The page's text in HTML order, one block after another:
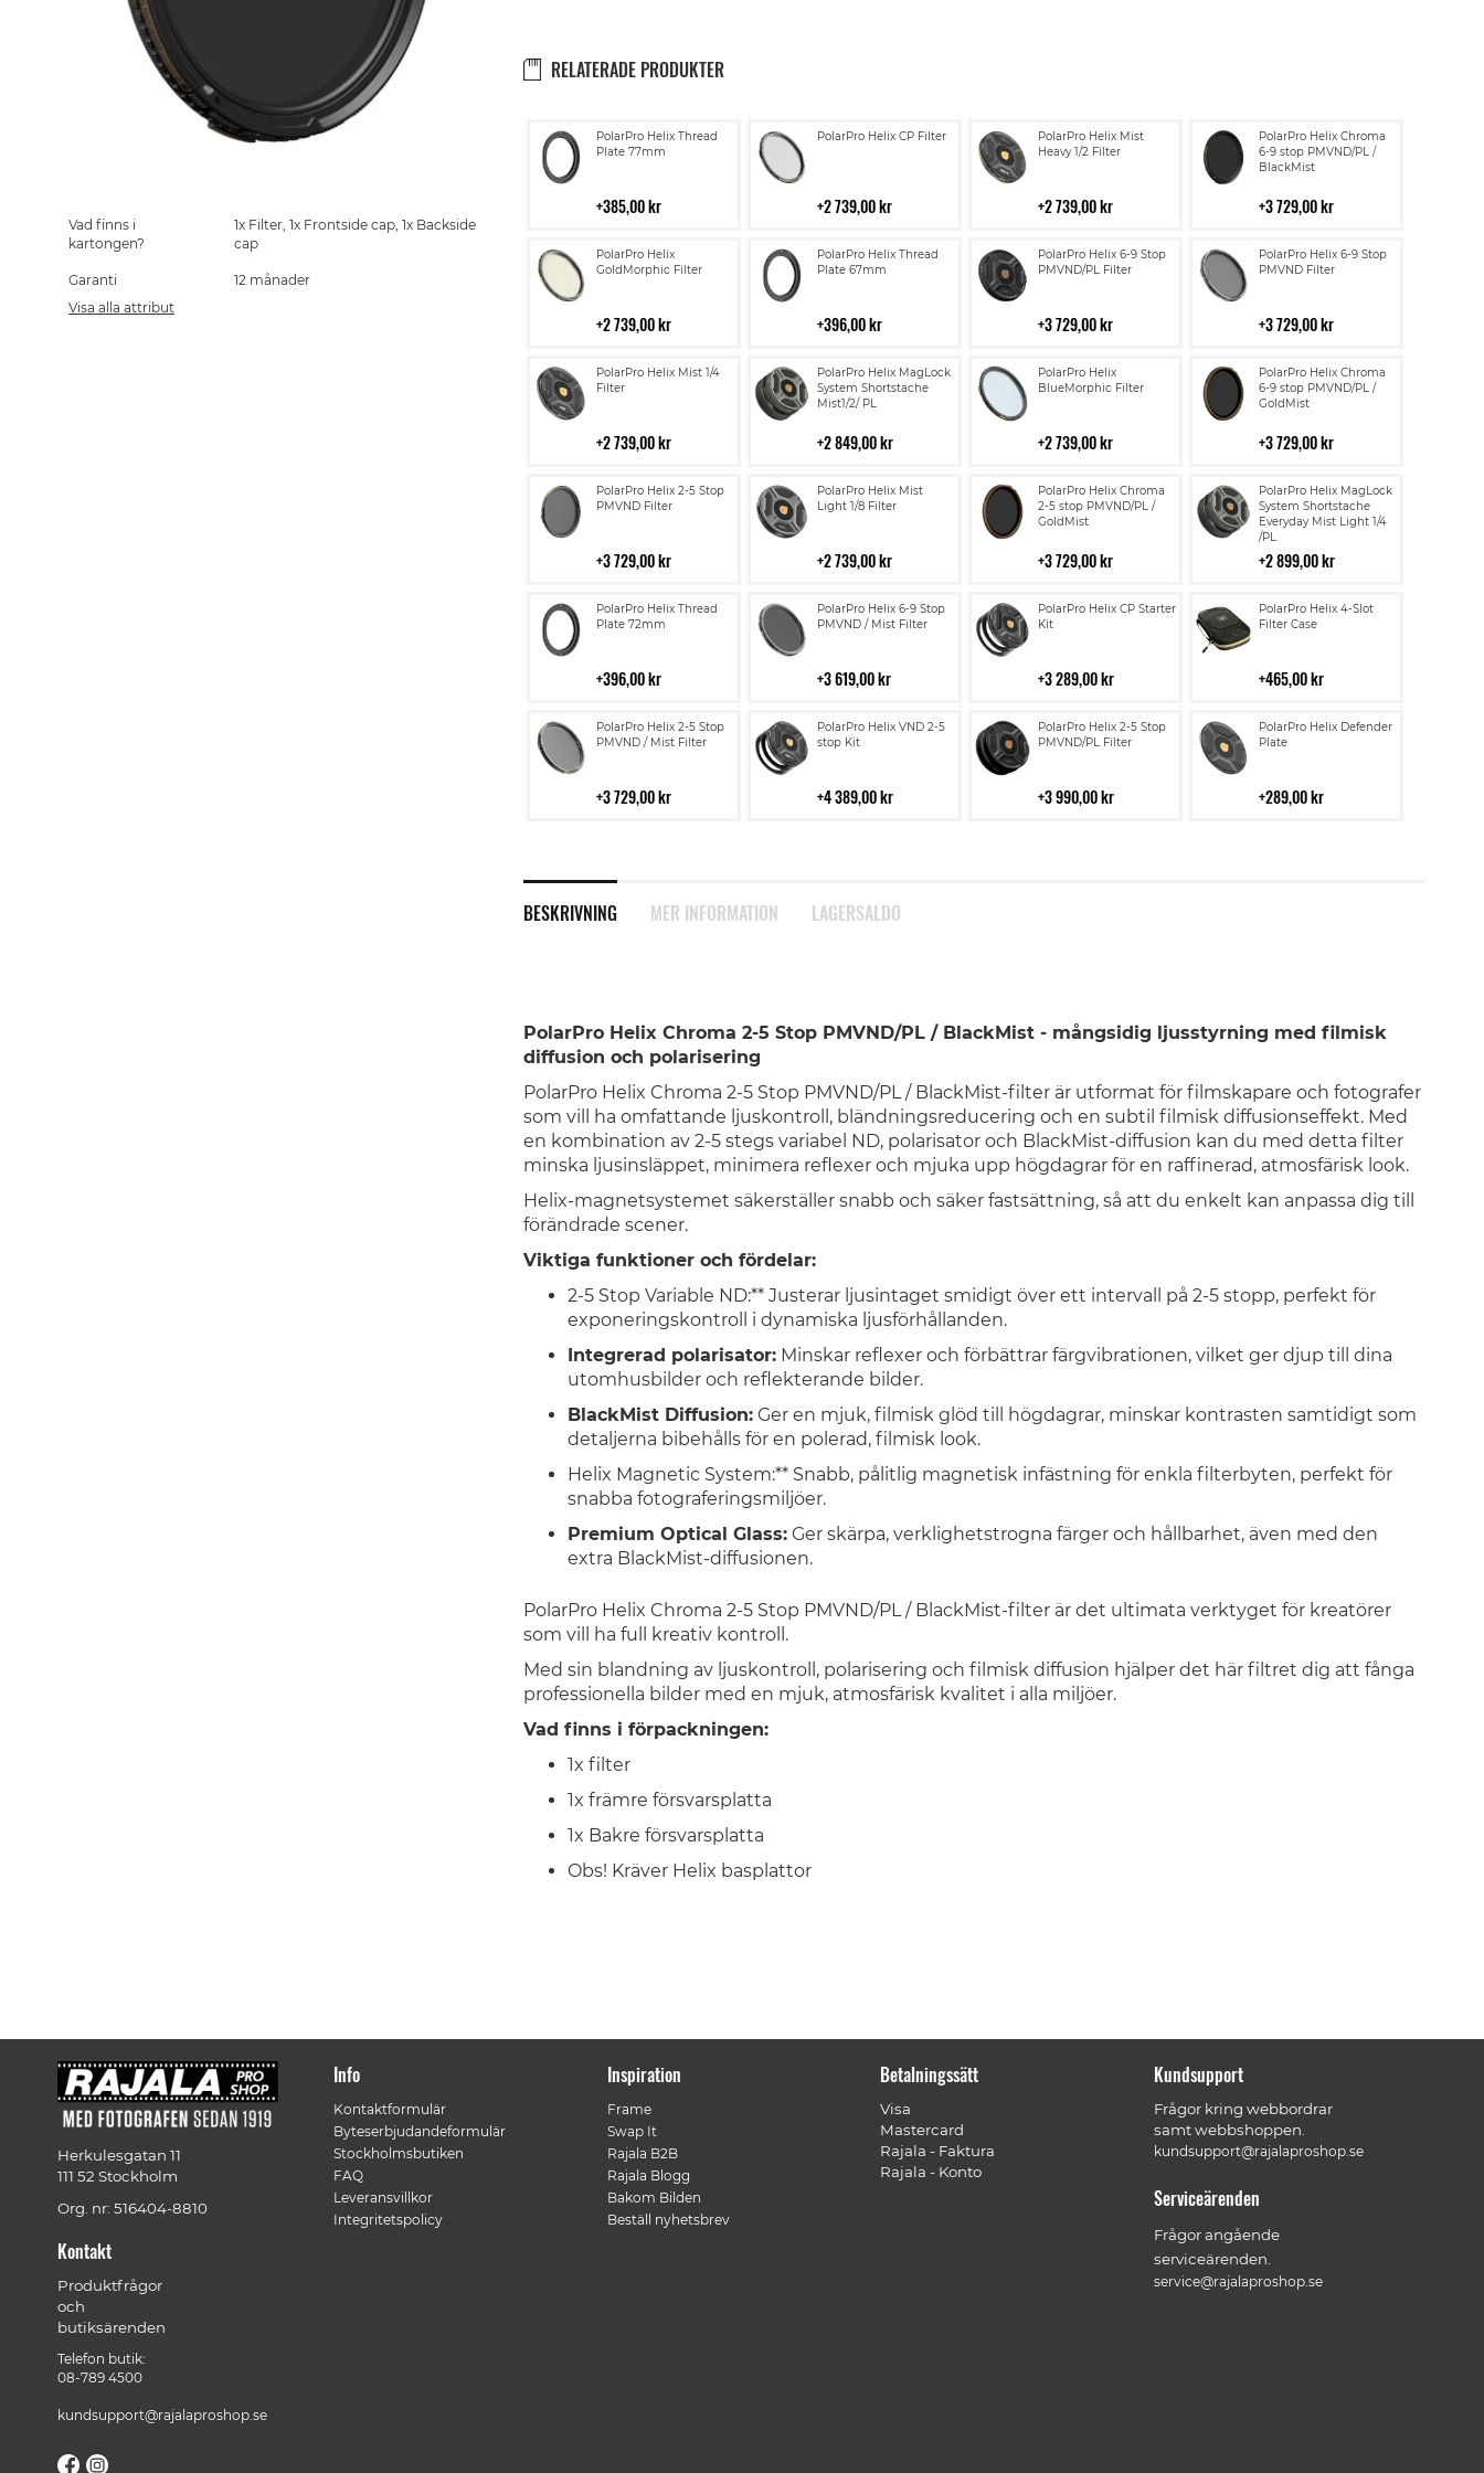
RELATERADE PRODUKTER
PolarPro Helix Thread
Plate 77mm
385,00 kr
Lägg
till
PolarPro Helix CP Filter
2 739,00 kr
Lägg
PolarPro Helix Mist
Heavy 1/2 Filter
2 739,00 kr
Lägg
till
PolarPro Helix Chroma
6-9 stop PMVND/PL /
BlackMist
3 729,00 kr
Lägg
till
i
PolarPro Helix
GoldMorphic Filter
2 739,00 kr
Lägg
till
PolarPro Helix Thread
Plate 67mm
396,00 kr
Lägg
till
PolarPro Helix 6-9 Stop
PMVND/PL Filter
3 729,00 kr
Lägg
till
PolarPro Helix 6-9 Stop
PMVND Filter
3 729,00 kr
Lägg
till
PolarPro Helix Mist 1/4
Filter
2 739,00 kr
Lägg
till
PolarPro Helix MagLock
System Shortstache
Mist1/2/ PL
2 849,00 kr
Lägg
till
i
PolarPro Helix
BlueMorphic Filter
2 739,00 kr
Lägg
till
PolarPro Helix Chroma
6-9 stop PMVND/PL /
GoldMist
3 729,00 kr
Lägg
till
i
PolarPro Helix 2-5 Stop
PMVND Filter
3 729,00 kr
Lägg
till
PolarPro Helix Mist
Light 1/8 Filter
2 739,00 kr
Lägg
till
PolarPro Helix Chroma
2-5 stop PMVND/PL /
GoldMist
3 729,00 kr
Lägg
till
i
PolarPro Helix MagLock
System Shortstache
Everyday Mist Light 1/4
/PL
2 899,00 kr
Lägg
till
i
kundvagn
PolarPro Helix Thread
Plate 72mm
396,00 kr
Lägg
till
PolarPro Helix 6-9 Stop
PMVND / Mist Filter
3 619,00 kr
Lägg
till
PolarPro Helix CP Starter
Kit
3 289,00 kr
Lägg
till
PolarPro Helix 4-Slot
Filter Case
465,00 kr
Lägg
till
PolarPro Helix 2-5 Stop
PMVND / Mist Filter
3 729,00 kr
Lägg
till
PolarPro Helix VND 2-5
stop Kit
4 389,00 kr
Lägg
till
PolarPro Helix 2-5 Stop
PMVND/PL Filter
3 990,00 kr
Lägg
till
PolarPro Helix Defender
Plate
289,00 kr
Lägg
till
BESKRIVNING
PolarPro Helix Chroma 2-5 Stop PMVND/PL / BlackMist - mångsidig ljusstyrning med filmisk
diffusion och polarisering
PolarPro Helix Chroma 2-5 Stop PMVND/PL / BlackMist-filter är utformat för filmskapare och fotografer
som vill ha omfattande ljuskontroll, bländningsreducering och en subtil filmisk diffusionseffekt. Med
en kombination av 2-5 stegs variabel ND, polarisator och BlackMist-diffusion kan du med detta filter
minska ljusinsläppet, minimera reflexer och mjuka upp högdagrar för en raffinerad, atmosfärisk look.
Helix-magnetsystemet säkerställer snabb och säker fastsättning, så att du enkelt kan anpassa dig till
förändrade scener.
Viktiga funktioner och fördelar:
2-5 Stop Variable ND:** Justerar ljusintaget smidigt över ett intervall på 2-5 stopp, perfekt för
exponeringskontroll i dynamiska ljusförhållanden.
Integrerad polarisator:Minskar reflexer och förbättrar färgvibrationen, vilket ger djup till dina
utomhusbilder och reflekterande bilder.
BlackMist Diffusion:Ger en mjuk, filmisk glöd till högdagrar, minskar kontrasten samtidigt som
detaljerna bibehålls för en polerad, filmisk look.
Helix Magnetic System:** Snabb, pålitlig magnetisk infästning för enkla filterbyten, perfekt för
snabba fotograferingsmiljöer.
Premium Optical Glass:Ger skärpa, verklighetstrogna färger och hållbarhet, även med den
extra BlackMist-diffusionen.
PolarPro Helix Chroma 2-5 Stop PMVND/PL / BlackMist-filter är det ultimata verktyget för kreatörer
som vill ha full kreativ kontroll.
Med sin blandning av ljuskontroll, polarisering och filmisk diffusion hjälper det här filtret dig att fånga
professionella bilder med en mjuk, atmosfärisk kvalitet i alla miljöer.
Vad finns i förpackningen:
1x filter
1x främre försvarsplatta
1x Bakre försvarsplatta
Obs! Kräver Helix basplattor
MER INFORMATION LAGERSALDO
the
beginning
the
images
gallery
Vad finns i
kartongen?
1x Filter, 1x Frontside cap, 1x Backside
cap
Garanti
12 månader
Visa alla attribut
Herkulesgatan 11
111 52 Stockholm
Org. nr: 516404-8810
Kontakt
Produktfrågor
och
butiksärenden
Telefon butik:
08-789 4500
kundsupport@rajalaproshop.se
Info
Kontaktformulär
Byteserbjudandeformulär
Stockholmsbutiken
FAQ
Leveransvillkor
Integritetspolicy
Inspiration
Frame
Swap It
Rajala B2B
Rajala Blogg
Bakom Bilden
Beställ nyhetsbrev
Betalningssätt
Visa
Mastercard
Rajala - Faktura
Rajala - Konto
Kundsupport
Frågor kring webbordrar
samt webbshoppen.
kundsupport@rajalaproshop.se
Serviceärenden
Frågor angående
serviceärenden.
service@rajalaproshop.se